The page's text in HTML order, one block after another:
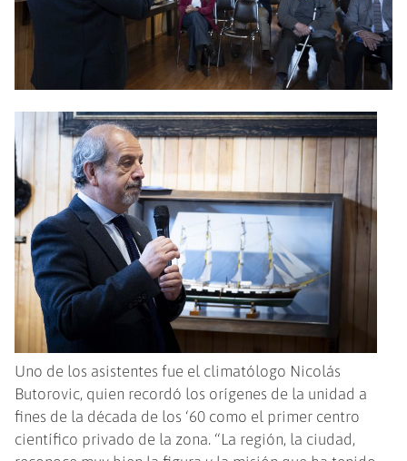
Uno de los asistentes fue el climatólogo Nicolás
Butorovic, quien recordó los orígenes de la unidad a
fines de la década de los ‘60 como el primer centro
científico privado de la zona. “La región, la ciudad,